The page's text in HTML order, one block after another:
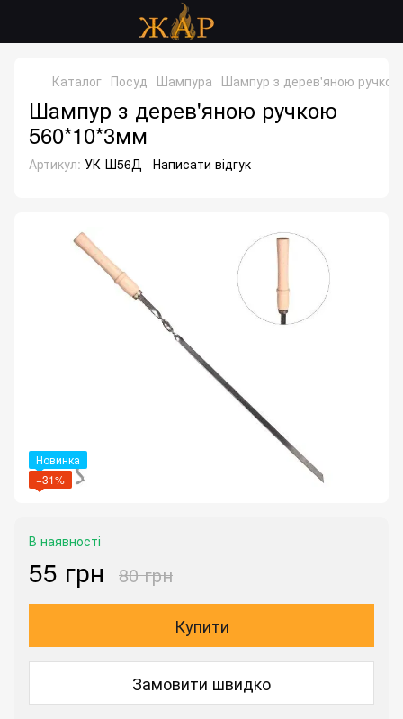
Каталог Посуд Шампура Шампур з дерев'яною
Шампур з дерев'яною ручкою
560*10*3мм
Артикул: УК-Ш56Д Написати відгук
Новинка
−31%
В наявності
55 грн 80 грн
Купити
Замовити швидко